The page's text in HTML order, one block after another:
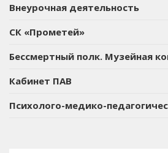
Внеурочная деятельность
СК «Прометей»
Бессмертный полк. Музейная
Кабинет ПАВ
Психолого-медико-